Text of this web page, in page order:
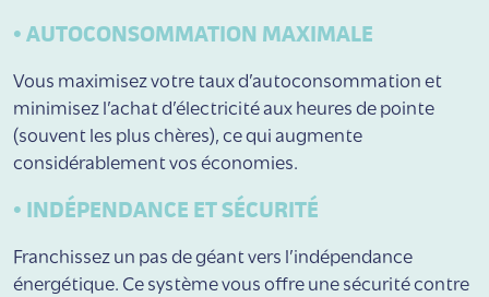
•AUTOCONSOMMATION MAXIMALE
Vous maximisez votre taux d’autoconsommation et
minimisez l’achat d’électricité aux heures de pointe
(souvent les plus chères), ce qui augmente
considérablement vos économies.
• INDÉPENDANCE ET SÉCURITÉ
Franchissez un pas de géant vers l’indépendance
énergétique. Ce système vous offre une sécurité contre